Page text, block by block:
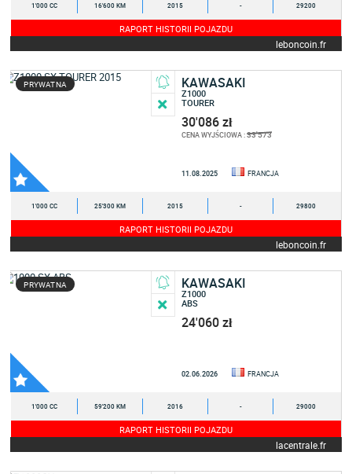
1'000 CC 16'600 KM 2015 - 29200
RAPORT HISTORII POJAZDU
leboncoin.fr
PRYWATNA KAWASAKI
Z1000
TOURER
30'086 zł
CENA WYJŚCIOWA :33'573
11.08.2025 FRANCJA
1'000 CC 25'300 KM 2015 - 29800
RAPORT HISTORII POJAZDU
leboncoin.fr
PRYWATNA KAWASAKI
Z1000
ABS
24'060 zł
02.06.2026 FRANCJA
1'000 CC 59'200 KM 2016 - 29000
RAPORT HISTORII POJAZDU
lacentrale.fr